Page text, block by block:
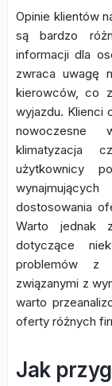
Opinie klientów
są bardzo
informacji dla
zwraca uwagę
kierowców, co
wyjazdu. Klienci
nowoczesne
klimatyzacja
użytkownicy
dostosowania
Warto jednak
dotyczące
problemów z
związanymi z
warto
oferty różnych
Jak